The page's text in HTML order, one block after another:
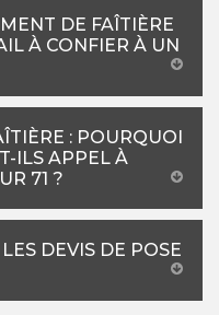
DE FAÎTIÈRE
À CONFIER À UN
: POURQUOI
ILS APPEL À
71 ?
DEVIS DE POSE